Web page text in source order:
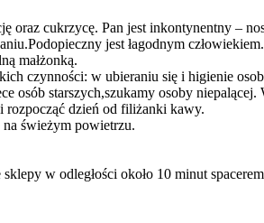
oraz cukrzycę. Pan jest inkontynentny –
jest łagodnym człowiekiem.
małżonką.
czynności: w ubieraniu się i higienie
starszych,szukamy osoby niepalącej.
rozpocząć dzień od filiżanki kawy.
świeżym powietrzu.
w odległości około 10 minut